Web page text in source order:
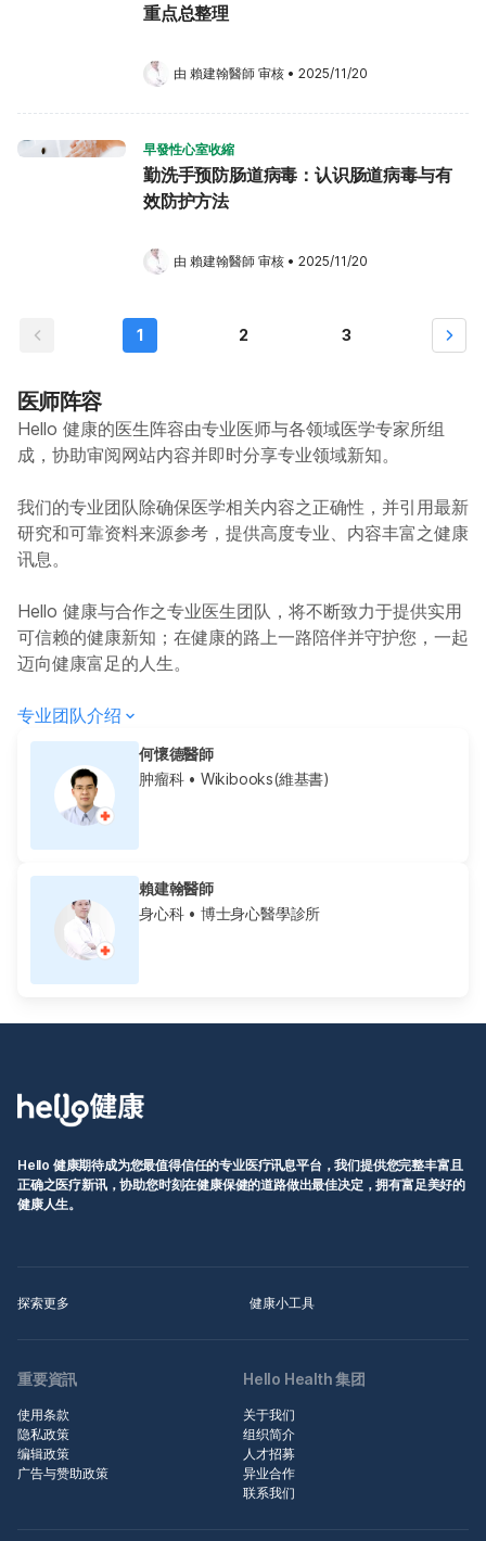
重点总整理
由 賴建翰醫師 审核 • 2025/11/20
早發性心室收縮
勤洗手预防肠道病毒：认识肠道病毒与有
效防护方法
由 賴建翰醫師 审核 • 2025/11/20
1 2 3
医师阵容
Hello 健康的医生阵容由专业医师与各领域医学专家所组
成，协助审阅网站内容并即时分享专业领域新知。
我们的专业团队除确保医学相关内容之正确性，并引用最新
研究和可靠资料来源参考，提供高度专业、内容丰富之健康
讯息。
Hello 健康与合作之专业医生团队，将不断致力于提供实用
可信赖的健康新知；在健康的路上一路陪伴并守护您，一起
迈向健康富足的人生。
专业团队介绍
何懷德醫師
肿瘤科• Wikibooks(維基書)
賴建翰醫師
身心科• 博士身心醫學診所
Hello 健康期待成为您最值得信任的专业医疗讯息平台，我们提供您完整丰富且
正确之医疗新讯，协助您时刻在健康保健的道路做出最佳决定，拥有富足美好的
健康人生。
探索更多 健康小工具
重要資訊
使用条款
隐私政策
编辑政策
广告与赞助政策
Hello Health 集团
关于我们
组织简介
人才招募
异业合作
联系我们